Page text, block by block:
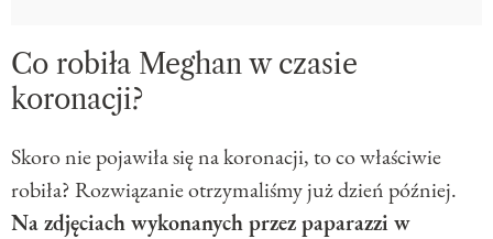
Co robiła Meghan w czasie
koronacji?
Skoro nie pojawiła się na koronacji, to co właściwie
robiła? Rozwiązanie otrzymaliśmy już dzień później.
Na zdjęciach wykonanych przez paparazzi w